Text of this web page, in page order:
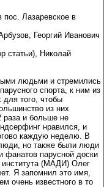
Лазаревское в
Георгий Иванович
статьи), Николай
людьми и стремились
спорта, к ним из
для того, чтобы
из них
раза и больше не
нравился, и
каждую неделю. В
но также были люди
фанатов парусной доски
института (МАДИ) Олег
Я запомнил это имя,
очень известного в то